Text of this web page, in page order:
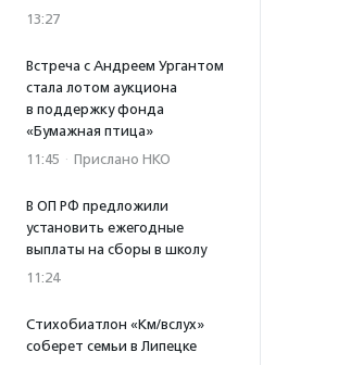
13:27
Встреча с Андреем Ургантом
стала лотом аукциона
в поддержку фонда
«Бумажная птица»
11:45 · Прислано НКО
В ОП РФ предложили
установить ежегодные
выплаты на сборы в школу
11:24
Стихобиатлон «Км/вслух»
соберет семьи в Липецке